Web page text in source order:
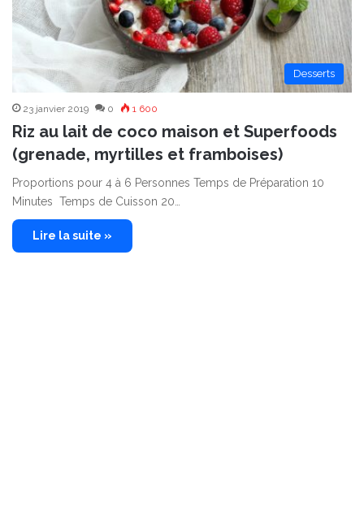
Desserts
23 janvier 2019 0 1 600
Riz au lait de coco maison et Superfoods
(grenade, myrtilles et framboises)
Proportions pour 4 à 6 Personnes Temps de Préparation 10
Minutes Temps de Cuisson 20…
Lire la suite »